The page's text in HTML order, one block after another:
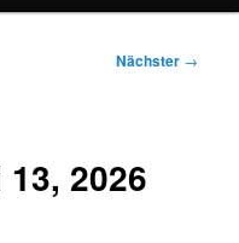
Nächster →
2026